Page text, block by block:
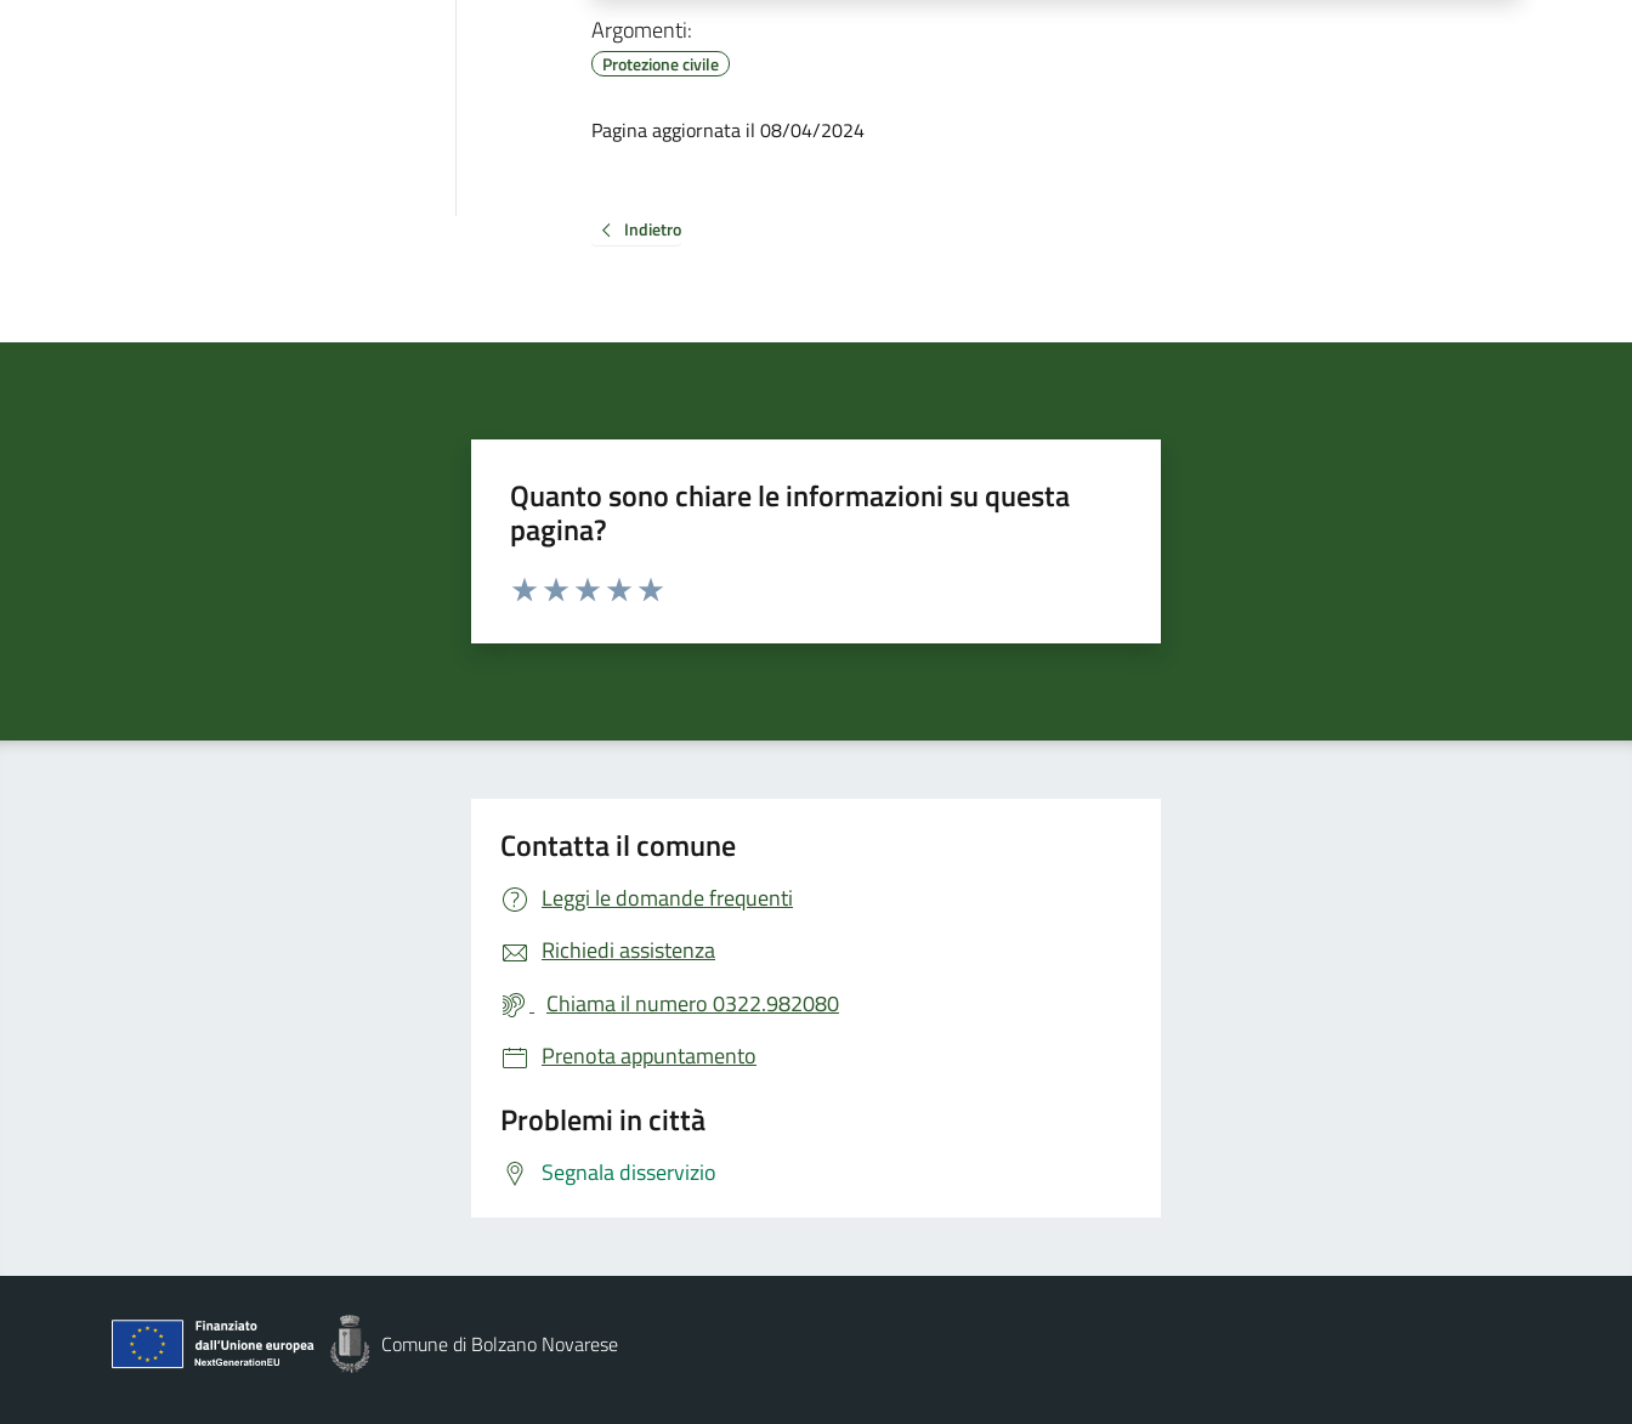
Argomenti:
Protezione civile
Pagina aggiornata il 08/04/2024
Indietro
Quanto sono chiare le informazioni su questa
pagina?
Valuta da 1 a 5 stelle la pagina
Contatta il comune
Leggi le domande frequenti
Richiedi assistenza
Chiama il numero 0322.982080
Prenota appuntamento
Problemi in città
Segnala disservizio
Comune di Bolzano Novarese